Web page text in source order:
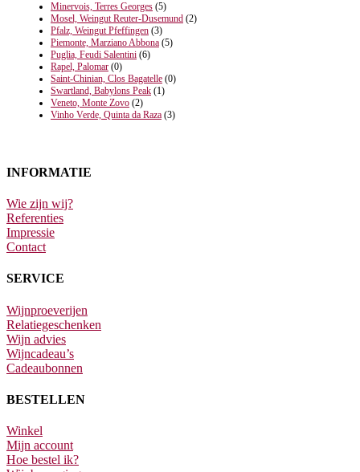
Minervois, Terres Georges (5)
Mosel, Weingut Reuter-Dusemund (2)
Pfalz, Weingut Pfeffingen (3)
Piemonte, Marziano Abbona (5)
Puglia, Feudi Salentini (6)
Rapel, Palomar (0)
Saint-Chinian, Clos Bagatelle (0)
Swartland, Babylons Peak (1)
Veneto, Monte Zovo (2)
Vinho Verde, Quinta da Raza (3)
INFORMATIE
Wie zijn wij?
Referenties
Impressie
Contact
SERVICE
Wijnproeverijen
Relatiegeschenken
Wijn advies
Wijncadeau’s
Cadeaubonnen
BESTELLEN
Winkel
Mijn account
Hoe bestel ik?